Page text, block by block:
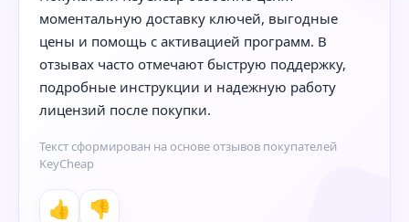
моментальную доставку ключей, выгодные
цены и помощь с активацией программ. В
отзывах часто отмечают быструю поддержку,
подробные инструкции и надежную работу
лицензий после покупки.
Текст сформирован на основе отзывов покупателей
KeyCheap
👍 👎